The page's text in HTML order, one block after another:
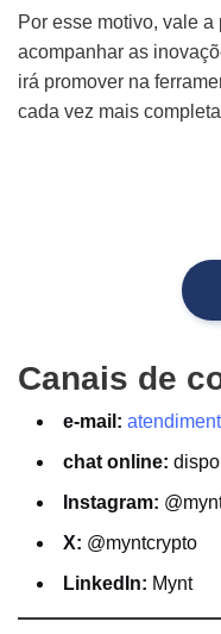
Por esse motivo, vale
acompanhar as
irá promover na
cada vez mais
Canais de
e-mail:
chat online:
Instagram:
X: @myntcrypto
LinkedIn: Mynt